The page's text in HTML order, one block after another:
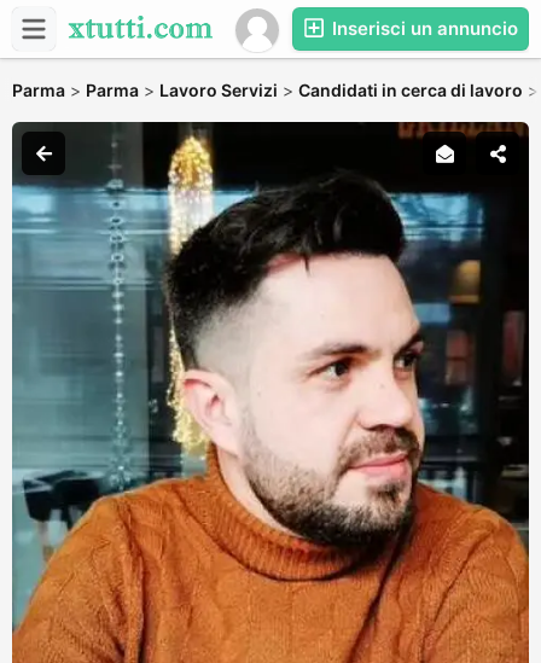
Inserisci un annuncio
Parma > Parma > Lavoro Servizi > Candidati in cerca di lavoro